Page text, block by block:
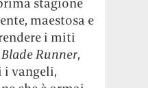
maestosa e
i miti
Runner,
i vangeli,